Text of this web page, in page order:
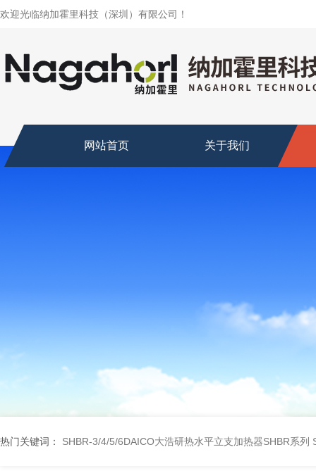
欢迎光临纳加霍里科技（深圳）有限公司！
网站首页 关于我们
热门关键词： SHBR-3/4/5/6DAICO大浩研热水平立支加热器SHBR系列